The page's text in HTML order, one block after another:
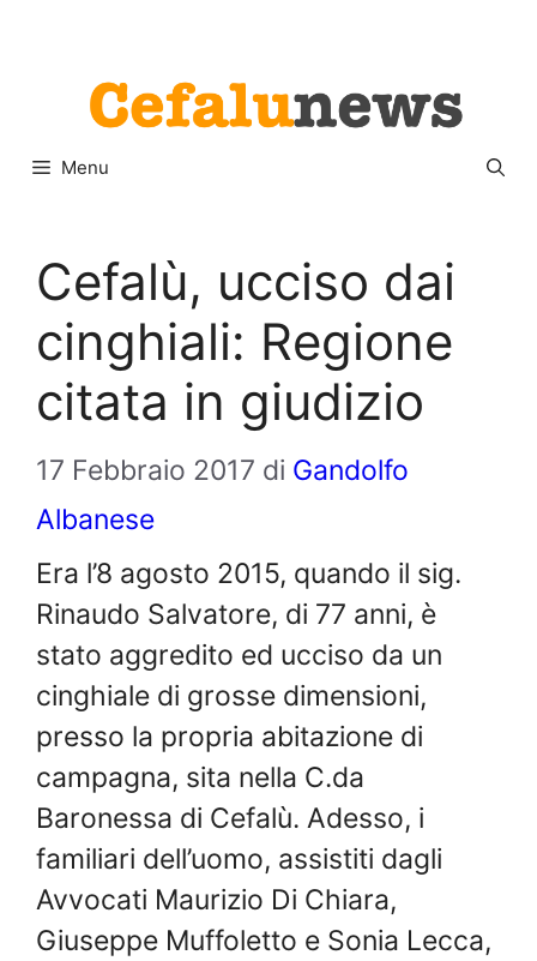
contenuto
Menu
Cefalù, ucciso dai
cinghiali: Regione
citata in giudizio
17 Febbraio 2017 di Gandolfo
Albanese
Era l’8 agosto 2015, quando il sig.
Rinaudo Salvatore, di 77 anni, è
stato aggredito ed ucciso da un
cinghiale di grosse dimensioni,
presso la propria abitazione di
campagna, sita nella C.da
Baronessa di Cefalù. Adesso, i
familiari dell’uomo, assistiti dagli
Avvocati Maurizio Di Chiara,
Giuseppe Muffoletto e Sonia Lecca,